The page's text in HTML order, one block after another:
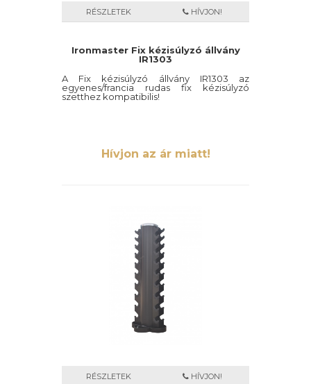
RÉSZLETEK HÍVJON!
Ironmaster Fix kézisúlyzó állvány
IR1303
A Fix kézisúlyzó állvány IR1303 az
egyenes/francia rudas fix kézisúlyzó
szetthez kompatibilis!
Hívjon az ár miatt!
RÉSZLETEK HÍVJON!